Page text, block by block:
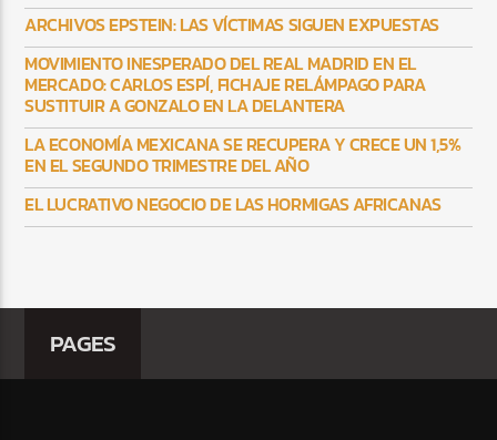
ARCHIVOS EPSTEIN: LAS VÍCTIMAS SIGUEN EXPUESTAS
MOVIMIENTO INESPERADO DEL REAL MADRID EN EL
MERCADO: CARLOS ESPÍ, FICHAJE RELÁMPAGO PARA
SUSTITUIR A GONZALO EN LA DELANTERA
LA ECONOMÍA MEXICANA SE RECUPERA Y CRECE UN 1,5%
EN EL SEGUNDO TRIMESTRE DEL AÑO
EL LUCRATIVO NEGOCIO DE LAS HORMIGAS AFRICANAS
PAGES